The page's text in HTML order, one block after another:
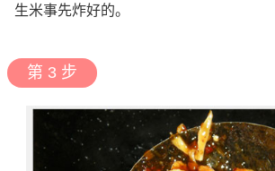
生米事先炸好的。
第 3 步